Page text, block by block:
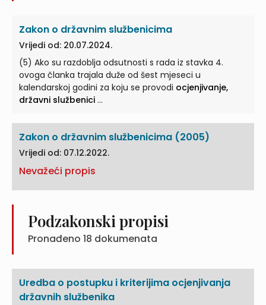
Zakon o državnim službenicima
Vrijedi od: 20.07.2024.
(5) Ako su razdoblja odsutnosti s rada iz stavka 4.
ovoga članka trajala duže od šest mjeseci u
kalendarskoj godini za koju se provodi ocjenjivanje,
državni službenici ...
Zakon o državnim službenicima (2005)
Vrijedi od: 07.12.2022.
Nevažeći propis
Podzakonski propisi
Pronađeno 18 dokumenata
Uredba o postupku i kriterijima ocjenjivanja
državnih službenika